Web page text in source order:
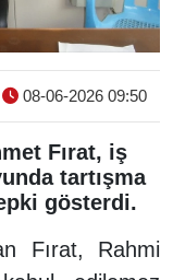
08-06-2026 09:50
Fırat, iş
tartışma
gösterdi.
Fırat, Rahmi